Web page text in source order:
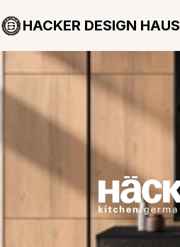
HACKER DESIGN HAUS